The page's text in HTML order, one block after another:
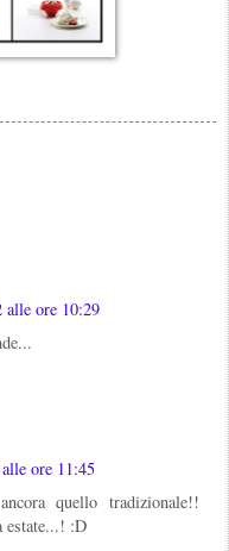
alle ore 10:29
ore 11:45
quello tradizionale!!
estate...! :D